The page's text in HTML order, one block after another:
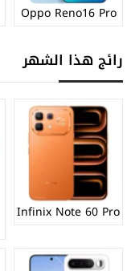
Oppo Reno16 Pro
رائج هذا الشهر
Infinix Note 60 Pro